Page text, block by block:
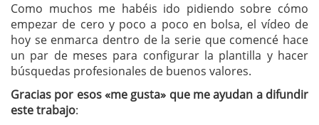
Como muchos me habéis ido pidiendo sobre cómo
empezar de cero y poco a poco en bolsa, el vídeo de
hoy se enmarca dentro de la serie que comencé hace
un par de meses para configurar la plantilla y hacer
búsquedas profesionales de buenos valores.
Gracias por esos «me gusta» que me ayudan a difundir
este trabajo: